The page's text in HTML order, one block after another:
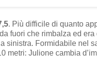
. Più difficile di quanto
fuori che rimbalza ed era
sinistra. Formidabile nel
metri: Julione cambia